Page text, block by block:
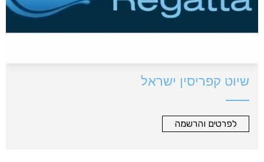
שיוט קפריסין ישראל
לפרטים והרשמה